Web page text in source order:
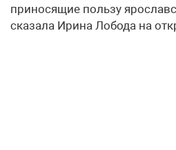
приносящие пользу
сказала Ирина Лобода на